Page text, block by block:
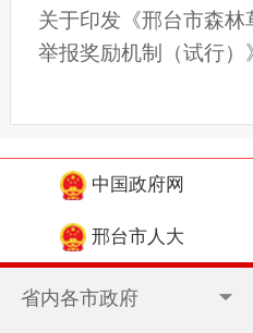
关于印发《邢台市森林
举报奖励机制（试行）
中国政府网
邢台市人大
省内各市政府